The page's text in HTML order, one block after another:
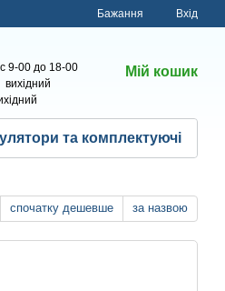
Бажання Вхід
00 до 18-00
Мій кошик
та комплектуючі
спочатку дешевше за назвою